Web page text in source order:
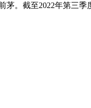
。截至2022年第三季